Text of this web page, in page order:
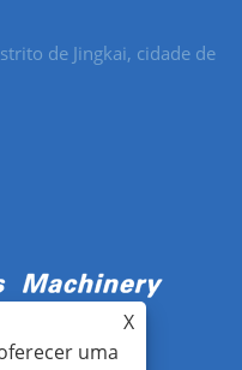
de Jingkai, cidade de
X
uma